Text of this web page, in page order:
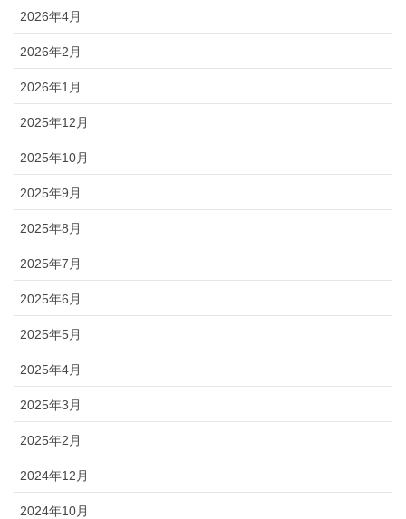
2026年4月
2026年2月
2026年1月
2025年12月
2025年10月
2025年9月
2025年8月
2025年7月
2025年6月
2025年5月
2025年4月
2025年3月
2025年2月
2024年12月
2024年10月